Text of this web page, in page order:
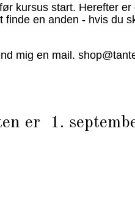
kursus start. Herefter
finde en anden - hvis du
mig en mail.
er 1.